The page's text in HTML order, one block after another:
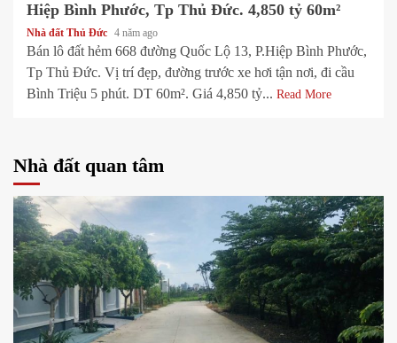
Hiệp Bình Phước, Tp Thủ Đức. 4,850 tỷ 60m²
Nhà đất Thủ Đức 4 năm ago
Bán lô đất hẻm 668 đường Quốc Lộ 13, P.Hiệp Bình Phước,
Tp Thủ Đức. Vị trí đẹp, đường trước xe hơi tận nơi, đi cầu
Bình Triệu 5 phút. DT 60m². Giá 4,850 tỷ... Read More
Nhà đất quan tâm
1 min read